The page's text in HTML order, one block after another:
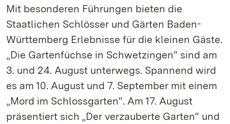
Mit besonderen Führungen bieten die
Staatlichen Schlösser und Gärten Baden-
Württemberg Erlebnisse für die kleinen Gäste.
„Die Gartenfüchse in Schwetzingen“ sind am
3. und 24. August unterwegs. Spannend wird
es am 10. August und 7. September mit einem
„Mord im Schlossgarten“. Am 17. August
präsentiert sich „Der verzauberte Garten“ und